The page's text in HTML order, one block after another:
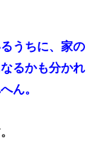
うちに、家の
るかも分かれ
へん。